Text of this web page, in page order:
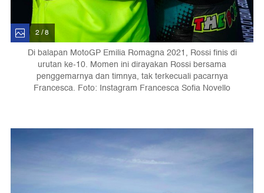
2 / 8
Di balapan MotoGP Emilia Romagna 2021, Rossi finis di
urutan ke-10. Momen ini dirayakan Rossi bersama
penggemarnya dan timnya, tak terkecuali pacarnya
Francesca. Foto: Instagram Francesca Sofia Novello